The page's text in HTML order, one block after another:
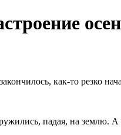
как-то резко
падая, на землю.